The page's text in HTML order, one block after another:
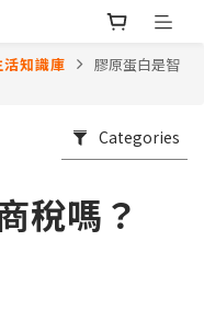
知識庫
膠原蛋白是智
Categories
稅嗎？